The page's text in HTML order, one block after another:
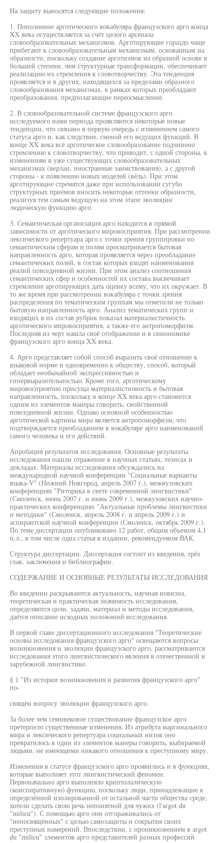
На защиту выносятся следующие положения:
1. Пополнение арготического вокабуляра французского арго конца
XX века осуществляется за счёт целого арсенала
словообразовательных механизмов. Арготирующие гораздо чаще
прибегают к словообразовательным механизмам, основанным на
образности, поскольку создание арготизмов на образной основе в
большей степени, чем структурные трансформации, обеспечивает
реализацию их стремления к словотворчеству. Эта тенденция
проявляется и в других, находящихся за пределами образного
словообразования механизмах, в рамках которых преобладают
преобразования, предполагающие переосмысление.
2. В словообразовательной системе французского арго
исследуемого нами периода проявляются некоторые новые
тенденции, что связано в первую очередь с изменением самого
статуса арго и, как следствие, сменой его ведущих функций. В
конце XX века всё арготическое словообразование подчинено
стремлению к словотворчеству, что приводит, с одной стороны, к
изменениям в уже существующих словообразовательных
механизмах (верлан, иностранные заимствования), а с другой
стороны - к появлению новых моделей (вёль). При этом
арготирующие стремятся даже при использовании сугубо
структурных приёмов вносить некоторые оттенки образности,
реализуя тем самым ведущую на этом этапе эволюции
людическую функцию арго.
3. Семантическая организация арго находится в прямой
зависимости от арготического мировосприятия. При рассмотрении
лексического репертуара арго с точки зрения группировки по
семантическим сферам и полям просматривается бытовая
направленность арго, которая проявляется через преобладание
семантических полей, в состав которых входят наименования
реалий повседневной жизни. При этом анализ соотношения
семантических сфер и особенностей их состава высвечивает
стремление арготирующих дать оценку всему, что их окружает. В
то же время при рассмотрении вокабуляра с точки зрения
распределения по тематическим группам мы отметили не только
бытовую направленность арго. Анализ тематических групп и
входящих в их состав рубрик показал материалистичность
арготического мировосприятия, а также его антропоморфизм.
Последняя из черт нашла своё отображение и в синонимике
французского арго конца XX века.
4. Арго представляет собой способ выразить своё отношение к
языковой норме и одновременно к обществу, способ, который
обладает необычайной экспрессивностью и
гипервыразительностью. Кроме того, арготическому
мировосприятию присуща материалистичность и бытовая
направленность, поскольку в конце XX века арго становится
одним из элементов манеры говорить, свойственной
повседневной жизни. Однако основной особенностью
арготической картины мира является антропоморфизм, что
подтверждается преобладанием в вокабуляре арго наименований
самого человека и его действий.
Апробация результатов исследования. Основные результаты
исследования нашли отражение в научных статьях, тезисах и
докладах. Материалы исследования обсуждались на
международной научной конференции "Социальные варианты
языка-V" (Нижний Новгород, апрель 2007 г.), межвузовских
конференциях "Риторика в свете современной лингвистики"
(Смоленск, июнь 2007 г. и июнь 2009 г.), межвузовских научно-
практических конференциях "Актуальные проблемы лингвистики
и методики" (Смоленск, апрель 2008 г. и апрель 2009 г.) и
аспирантской научной конференции (Смоленск, октябрь 2009 г.).
По теме диссертации опубликовано 12 работ, общим объемом 4,1
п.л., в том числе одна статья в издании, рекомендуемом ВАК.
Структура диссертации. Диссертация состоит из введения, трёх
глав, заключения и библиографии.
СОДЕРЖАНИЕ И ОСНОВНЫЕ РЕЗУЛЬТАТЫ ИССЛЕДОВАНИЯ
Во введении раскрываются актуальность, научная новизна,
теоретическая и практическая значимость исследования,
определяются цели, задачи, материал и методы исследования,
даётся описание исходных положений исследования.
В первой главе диссертационного исследования "Теоретические
основы исследования французского арго" освещаются вопросы
возникновения и эволюции французского арго, рассматриваются
исследования этого лингвистического явления в отечественной и
зарубежной лингвистике.
§ 1 "Из истории возникновения и развития французского арго"
по-
свящён вопросу эволюции французского арго.
За более чем семивековое существование французское арго
претерпело существенные изменения. Из атрибута маргинального
мира и лексического репертуара социальных низов оно
превратилось в один из элементов манеры говорить, выбираемой
людьми, не имеющими никакого отношения к преступному миру.
Изменения в статусе французского арго проявились и в функциях,
которые выполняет этот лингвистический феномен.
Первоначально арго выполняло криптолалическую
(конспиративную) функцию, поскольку люди, принадлежащие к
определённой изолированной от остальной части общества среде,
хотели сделать свою речь непонятной для чужих (l'argot du
"milieu"). С помощью арго они отгораживались от
"непосвящённых" с целью самозащиты и сокрытия своих
преступных намерений. Впоследствии, с проникновением в argot
du "milieu" элементов арго представителей разных профессий